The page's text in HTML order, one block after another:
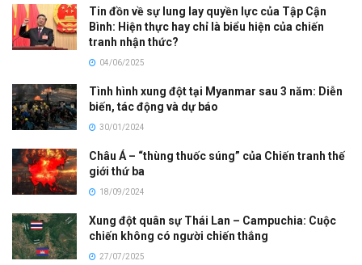
Tin đồn về sự lung lay quyền lực của Tập Cận
Bình: Hiện thực hay chỉ là biểu hiện của chiến
tranh nhận thức?
04/06/2025
Tình hình xung đột tại Myanmar sau 3 năm: Diễn
biến, tác động và dự báo
30/01/2024
Châu Á – “thùng thuốc súng” của Chiến tranh thế
giới thứ ba
18/09/2024
Xung đột quân sự Thái Lan – Campuchia: Cuộc
chiến không có người chiến thắng
27/07/2025